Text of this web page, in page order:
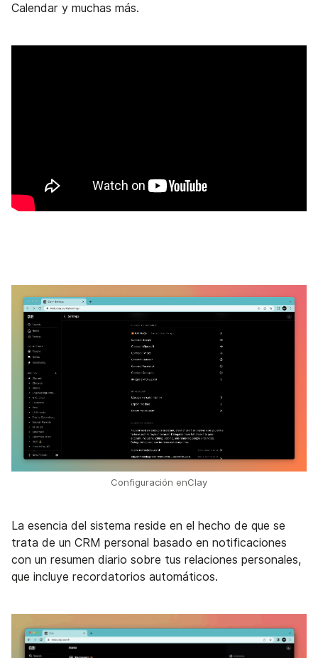
Calendar y muchas más.
Configuración enClay
La esencia del sistema reside en el hecho de que se
trata de un CRM personal basado en notificaciones
con un resumen diario sobre tus relaciones personales,
que incluye recordatorios automáticos.